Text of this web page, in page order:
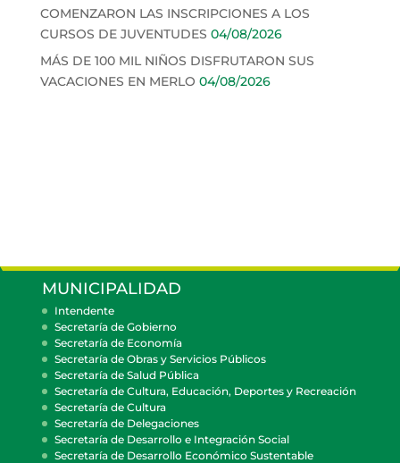
COMENZARON LAS INSCRIPCIONES A LOS
CURSOS DE JUVENTUDES 04/08/2026
MÁS DE 100 MIL NIÑOS DISFRUTARON SUS
VACACIONES EN MERLO 04/08/2026
MUNICIPALIDAD
Intendente
Secretaría de Gobierno
Secretaría de Economía
Secretaría de Obras y Servicios Públicos
Secretaría de Salud Pública
Secretaría de Cultura, Educación, Deportes y Recreación
Secretaría de Cultura
Secretaría de Delegaciones
Secretaría de Desarrollo e Integración Social
Secretaría de Desarrollo Económico Sustentable